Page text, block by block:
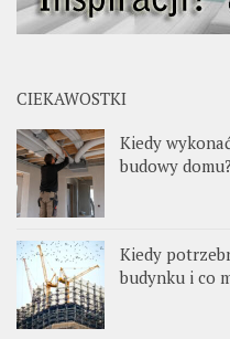
CIEKAWOSTKI
Kiedy
budowy domu?
Kiedy
budynku i co